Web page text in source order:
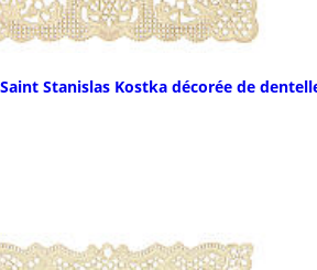
Stanislas Kostka décorée de